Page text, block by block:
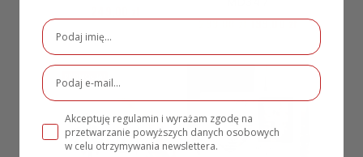
299,00zł199,00zł
PROMOCJA!
Akceptuję regulamin i wyrażam zgodę na
przetwarzanie powyższych danych osobowych
w celu otrzymywania newslettera.